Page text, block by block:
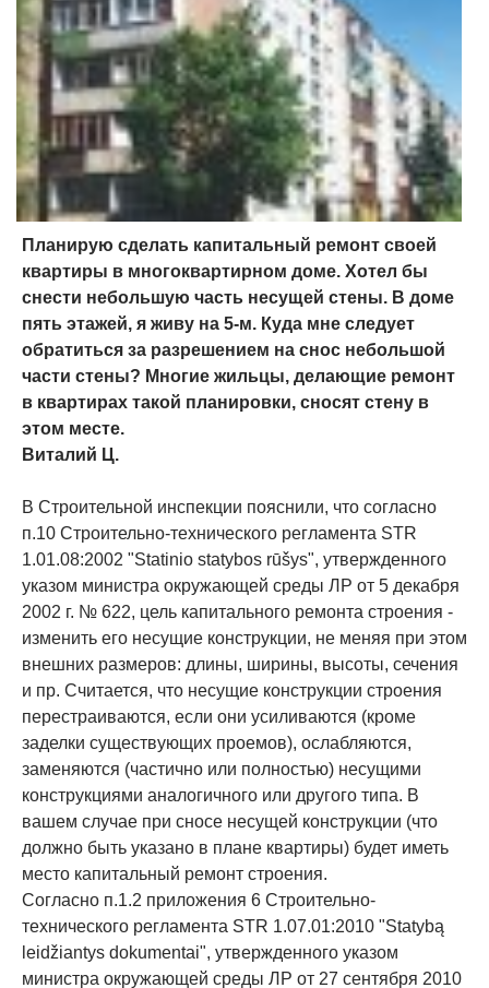
Планирую сделать капитальный ремонт своей
квартиры в многоквартирном доме. Хотел бы
снести небольшую часть несущей стены. В доме
пять этажей, я живу на 5-м. Куда мне следует
обратиться за разрешением на снос небольшой
части стены? Многие жильцы, делающие ремонт
в квартирах такой планировки, сносят стену в
этом месте.
Виталий Ц.
В Строительной инспекции пояснили, что согласно
п.10 Строительно-технического регламента STR
1.01.08:2002 "Statinio statybos rūšys", утвержденного
указом министра окружающей среды ЛР от 5 декабря
2002 г. № 622, цель капитального ремонта строения -
изменить его несущие конструкции, не меняя при этом
внешних размеров: длины, ширины, высоты, сечения
и пр. Считается, что несущие конструкции строения
перестраиваются, если они усиливаются (кроме
заделки существующих проемов), ослабляются,
заменяются (частично или полностью) несущими
конструкциями аналогичного или другого типа. В
вашем случае при сносе несущей конструкции (что
должно быть указано в плане квартиры) будет иметь
место капитальный ремонт строения.
Согласно п.1.2 приложения 6 Строительно-
технического регламента STR 1.07.01:2010 "Statybą
leidžiantys dokumentai", утвержденного указом
министра окружающей среды ЛР от 27 сентября 2010